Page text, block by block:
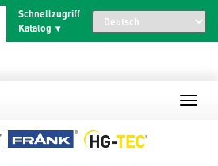
Schnellzugriff
Katalog